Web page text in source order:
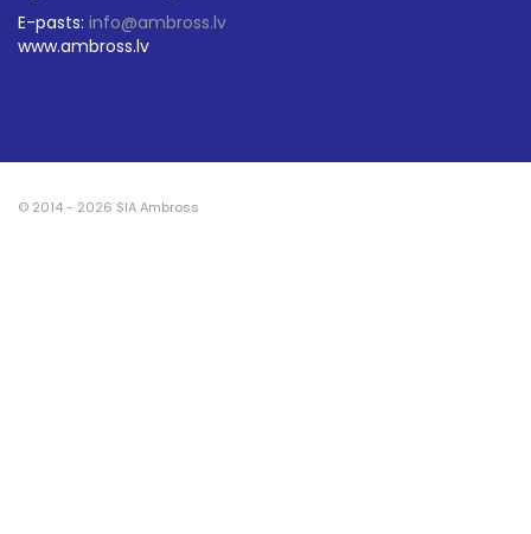
E-pasts: info@ambross.lv
www.ambross.lv
© 2014 - 2026 SIA Ambross